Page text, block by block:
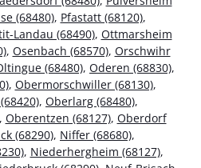
(68480), Pfastatt (68120),
Landau (68490), Ottmarsheim
, Osenbach (68570), Orschwihr
(68480), Oderen (68830),
, Obermorschwiller (68130),
, Oberlarg (68480),
Oberentzen (68127), Oberdorf
(68290), Niffer (68680),
, Niederhergheim (68127),